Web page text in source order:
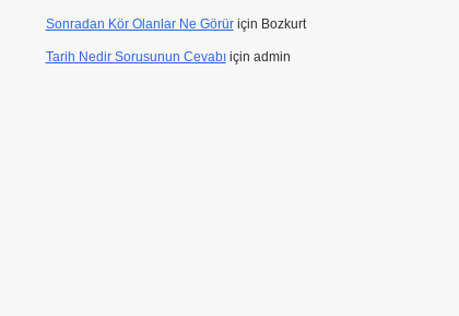
Sonradan Kör Olanlar Ne Görüriçin Bozkurt
Tarih Nedir Sorusunun Cevabıiçin admin